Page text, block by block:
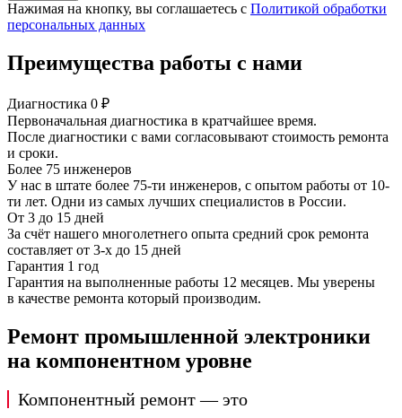
Нажимая на кнопку, вы соглашаетесь с Политикой обработки
персональных данных
Преимущества работы с нами
Диагностика 0 ₽
Первоначальная диагностика в кратчайшее время.
После диагностики с вами согласовывают стоимость ремонта
и сроки.
Более 75 инженеров
У нас в штате более 75-ти инженеров, с опытом работы от 10-
ти лет. Одни из самых лучших специалистов в России.
От 3 до 15 дней
За счёт нашего многолетнего опыта средний срок ремонта
составляет от 3-х до 15 дней
Гарантия 1 год
Гарантия на выполненные работы 12 месяцев. Мы уверены
в качестве ремонта который производим.
Ремонт промышленной электроники
на компонентном уровне
Компонентный ремонт — это